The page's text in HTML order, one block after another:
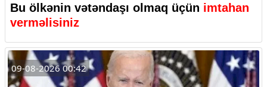
Bu ölkənin vətəndaşı olmaq üçün imtahan
verməlisiniz
09-08-2026 00:42